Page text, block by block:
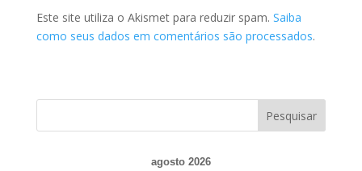
Este site utiliza o Akismet para reduzir spam. Saiba
como seus dados em comentários são processados.
agosto 2026